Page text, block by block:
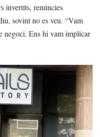
invertits, renúncies
sovint no es veu. “Vam
negoci. Ens hi vam implicar